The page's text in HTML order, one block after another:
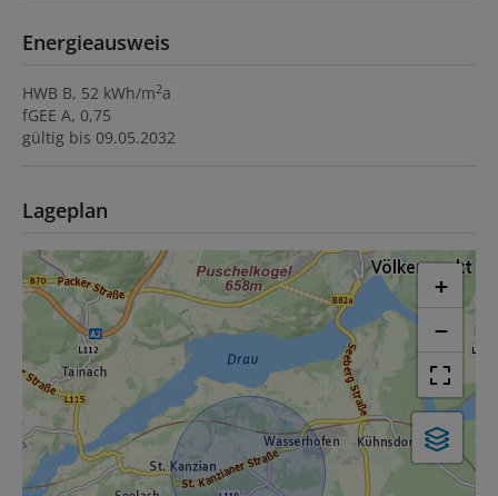
Energieausweis
HWB B, 52 kWh/m2a
fGEE A, 0,75
gültig bis 09.05.2032
Lageplan
+
−